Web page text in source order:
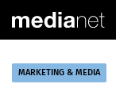
MARKETING & MEDIA